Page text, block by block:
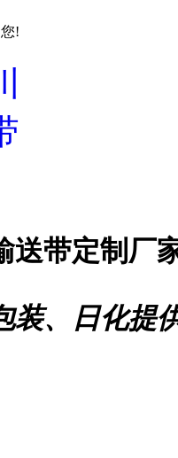
!
送带定制厂
装、日化提